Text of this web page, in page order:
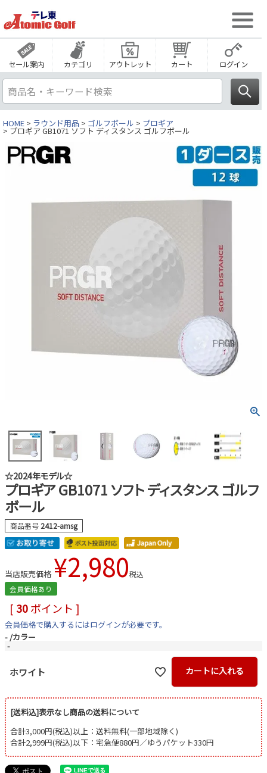
セール案内 カテゴリ アウトレット カート ログイン
HOME ラウンド用品 ゴルフボール プロギア
プロギア GB1071 ソフト ディスタンス ゴルフボール
☆2024年モデル☆
プロギア GB1071 ソフト ディスタンス ゴルフ
ボール
商品番号 2412-amsg
当店販売価格 ¥2,980税込
会員価格あり
[30ポイント ]
会員価格で購入するにはログインが必要です。
- カラー
-
ホワイト カートに入れる
[送料込]表示なし商品の送料について
合計3,000円(税込)以上：送料無料(一部地域除く)
合計2,999円(税込)以下：宅急便880円／ゆうパケット330円